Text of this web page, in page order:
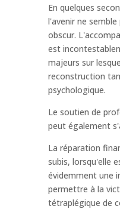
En quelques
l'avenir ne
obscur.
est
majeurs sur
reconstruction
psychologique.
Le soutien de
peut également
La réparation
subis, lorsqu'elle
évidemment une
permettre à la
tétraplégique de